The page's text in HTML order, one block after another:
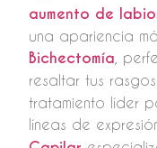
aumento de
una apariencia
Bichectomía ,
resaltar tus
tratamiento líder
líneas de